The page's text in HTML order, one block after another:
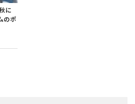
に
のポ